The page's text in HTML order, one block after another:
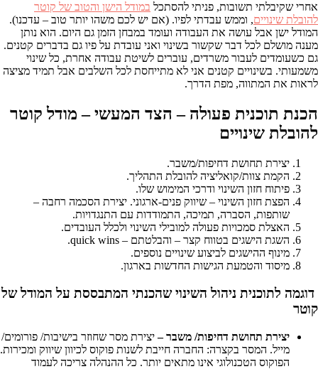
אחרי שקיבלתי תשובות, פניתי להסתכל במודל הישן והטוב של קוטר
להובלת שינויים, וממש עבדתי לפיו. (אם יש לכם משהו יותר טוב – עדכנו).
המודל ישן אבל עושה את העבודה ועומד במבחן הזמן גם היום. הוא נותן
מענה מושלם לכל דבר שקשור בשינוי ואני עובדת על פיו גם בדברים קטנים.
גם כשעומדים לעבור משרדים, עוברים לשיטת עבודה אחרת, כל שינוי
משמעותי. בשינויים קטנים אני לא מתייחסת לכל השלבים אבל תמיד מציצה
לראות את המתווה, מפת הדרך.
הכנת תוכנית פעולה – הצד המעשי – מודל קוטר
להובלת שינויים
יצירת תחושת דחיפות/משבר.
הקמת צוות/קואליציה להובלת התהליך.
פיתוח חזון השינוי ודרכי המימוש שלו.
הפצת חזון השינוי – שיווק פנים-ארגוני. יצירת הסכמה רחבה –
שותפות, הסברה, תמיכה, התמודדות עם התנגדויות.
האצלת סמכויות פעולה למובילי השינוי ולכלל העובדים.
השגת הישגים בטווח קצר – והבלטתם – quick wins.
מינוף ההישגים לביצוע שינויים נוספים.
מיסוד והטמעת הגישות החדשות בארגון.
דוגמה לתוכנית ניהול השינוי שהכנתי המתבססת על המודל של
קוטר
יצירת תחושת דחיפות/ משבר –יצירת מסר שחוזר בישיבות/ פורומים/
מייל. המסר בקצרה: החברה חייבת לשנות פוקוס לכיוון שיווק ומכירות.
הפוקוס הטכנולוגי אינו מתאים יותר. כל ההנהלה צריכה לעמוד